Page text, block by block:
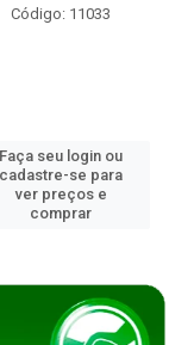
Código: 11033
Faça seu login ou
cadastre-se para
ver preços e
comprar